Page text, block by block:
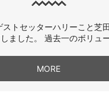
ストセッターハリーこと芝
ました。 過去一のボリュ
MORE